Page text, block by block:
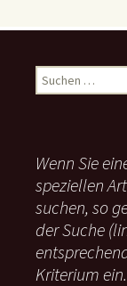
u
n
n
a
c
:
Wenn Sie
speziellen
suchen, so
der Suche
Kriterium ein.